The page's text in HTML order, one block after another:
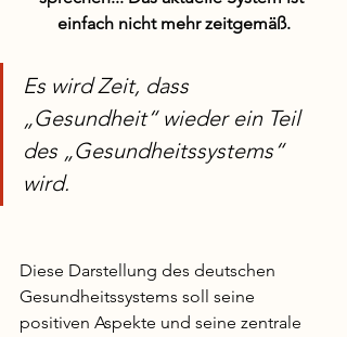
einfach nicht mehr zeitgemäß.
Es wird Zeit, dass
„Gesundheit“ wieder ein Teil
des „Gesundheitssystems“
wird.
Diese Darstellung des deutschen
Gesundheitssystems soll seine
positiven Aspekte und seine zentrale